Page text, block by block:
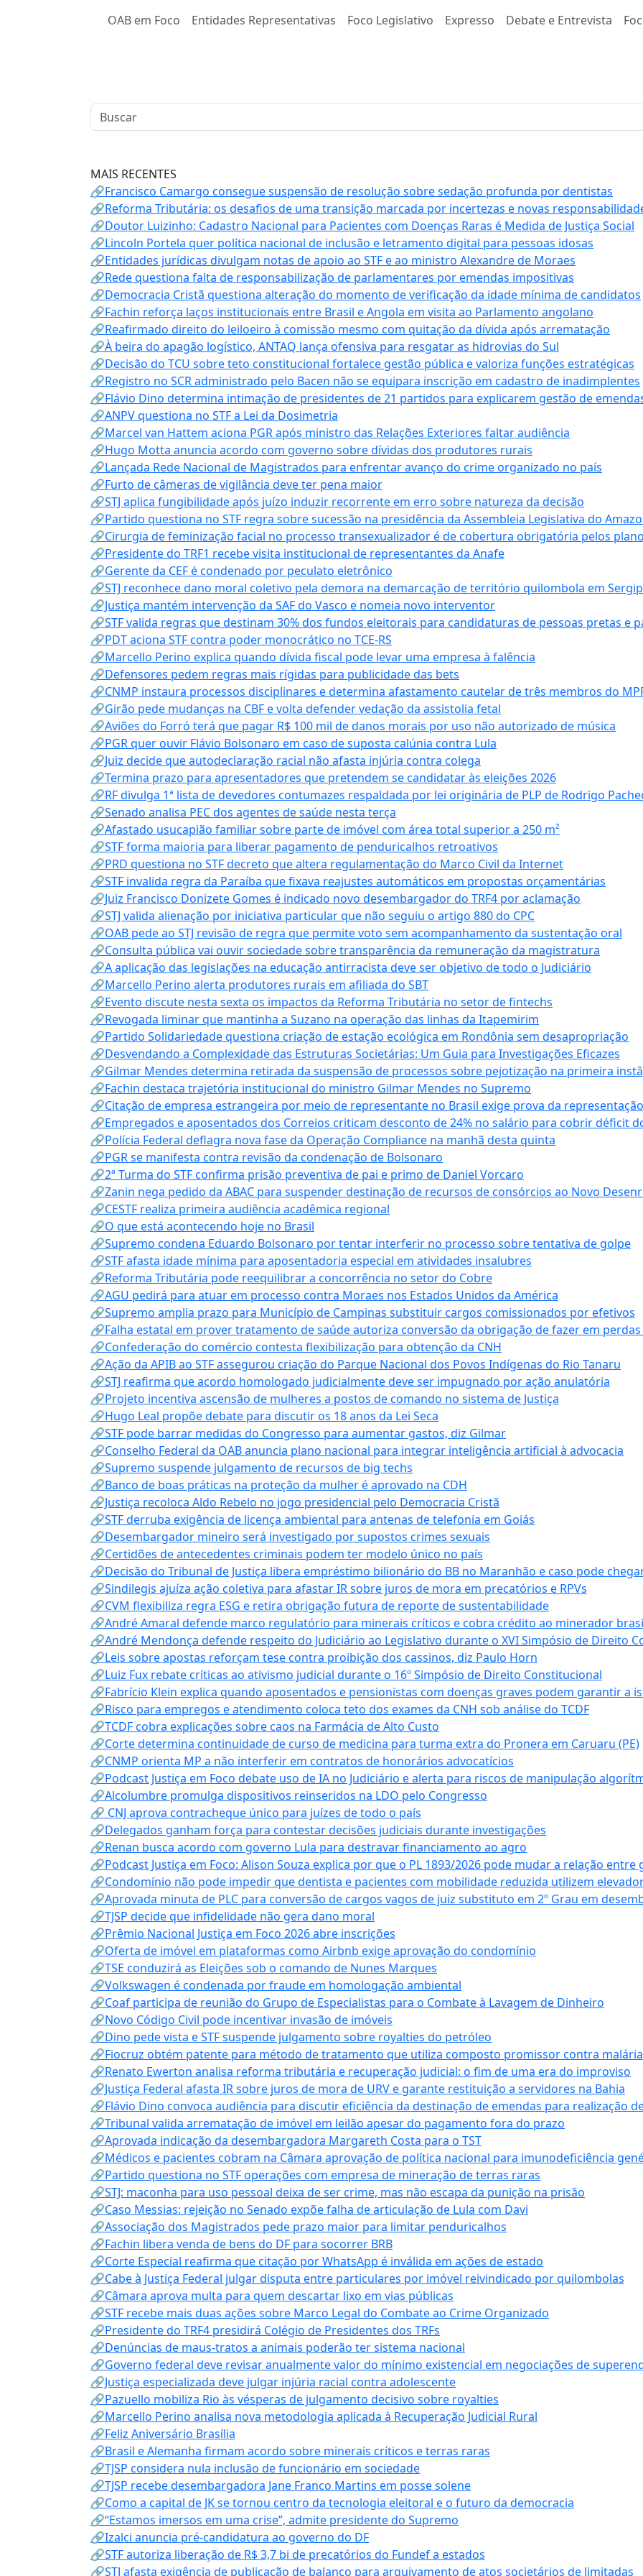
OAB em Foco Entidades Representativas Foco Legislativo Expresso Debate e Entrevista
MAIS RECENTES
🔗Francisco Camargo consegue suspensão de resolução sobre sedação profunda por dentistas
🔗Reforma Tributária: os desafios de uma transição marcada por incertezas e novas
🔗Doutor Luizinho: Cadastro Nacional para Pacientes com Doenças Raras é Medida de Justiça Social
🔗Lincoln Portela quer política nacional de inclusão e letramento digital para pessoas idosas
🔗Entidades jurídicas divulgam notas de apoio ao STF e ao ministro Alexandre de Moraes
🔗Rede questiona falta de responsabilização de parlamentares por emendas impositivas
🔗Democracia Cristã questiona alteração do momento de verificação da idade mínima de candidatos
🔗Fachin reforça laços institucionais entre Brasil e Angola em visita ao Parlamento angolano
🔗Reafirmado direito do leiloeiro à comissão mesmo com quitação da dívida após arrematação
🔗À beira do apagão logístico, ANTAQ lança ofensiva para resgatar as hidrovias do Sul
🔗Decisão do TCU sobre teto constitucional fortalece gestão pública e valoriza funções estratégicas
🔗Registro no SCR administrado pelo Bacen não se equipara inscrição em cadastro de inadimplentes
🔗Flávio Dino determina intimação de presidentes de 21 partidos para explicarem gestão de
🔗ANPV questiona no STF a Lei da Dosimetria
🔗Marcel van Hattem aciona PGR após ministro das Relações Exteriores faltar audiência
🔗Hugo Motta anuncia acordo com governo sobre dívidas dos produtores rurais
🔗Lançada Rede Nacional de Magistrados para enfrentar avanço do crime organizado no país
🔗Furto de câmeras de vigilância deve ter pena maior
🔗STJ aplica fungibilidade após juízo induzir recorrente em erro sobre natureza da decisão
🔗Partido questiona no STF regra sobre sucessão na presidência da Assembleia Legislativa do
🔗Cirurgia de feminização facial no processo transexualizador é de cobertura obrigatória pelos
🔗Presidente do TRF1 recebe visita institucional de representantes da Anafe
🔗Gerente da CEF é condenado por peculato eletrônico
🔗STJ reconhece dano moral coletivo pela demora na demarcação de território quilombola em
🔗Justiça mantém intervenção da SAF do Vasco e nomeia novo interventor
🔗STF valida regras que destinam 30% dos fundos eleitorais para candidaturas de pessoas pretas e
🔗PDT aciona STF contra poder monocrático no TCE-RS
🔗Marcello Perino explica quando dívida fiscal pode levar uma empresa à falência
🔗Defensores pedem regras mais rígidas para publicidade das bets
🔗CNMP instaura processos disciplinares e determina afastamento cautelar de três membros do
🔗Girão pede mudanças na CBF e volta defender vedação da assistolia fetal
🔗Aviões do Forró terá que pagar R$ 100 mil de danos morais por uso não autorizado de música
🔗PGR quer ouvir Flávio Bolsonaro em caso de suposta calúnia contra Lula
🔗Juiz decide que autodeclaração racial não afasta injúria contra colega
🔗Termina prazo para apresentadores que pretendem se candidatar às eleições 2026
🔗RF divulga 1ª lista de devedores contumazes respaldada por lei originária de PLP de Rodrigo
🔗Senado analisa PEC dos agentes de saúde nesta terça
🔗Afastado usucapião familiar sobre parte de imóvel com área total superior a 250 m²
🔗STF forma maioria para liberar pagamento de penduricalhos retroativos
🔗PRD questiona no STF decreto que altera regulamentação do Marco Civil da Internet
🔗STF invalida regra da Paraíba que fixava reajustes automáticos em propostas orçamentárias
🔗Juiz Francisco Donizete Gomes é indicado novo desembargador do TRF4 por aclamação
🔗STJ valida alienação por iniciativa particular que não seguiu o artigo 880 do CPC
🔗OAB pede ao STJ revisão de regra que permite voto sem acompanhamento da sustentação oral
🔗Consulta pública vai ouvir sociedade sobre transparência da remuneração da magistratura
🔗A aplicação das legislações na educação antirracista deve ser objetivo de todo o Judiciário
🔗Marcello Perino alerta produtores rurais em afiliada do SBT
🔗Evento discute nesta sexta os impactos da Reforma Tributária no setor de fintechs
🔗Revogada liminar que mantinha a Suzano na operação das linhas da Itapemirim
🔗Partido Solidariedade questiona criação de estação ecológica em Rondônia sem desapropriação
🔗Desvendando a Complexidade das Estruturas Societárias: Um Guia para Investigações Eficazes
🔗Gilmar Mendes determina retirada da suspensão de processos sobre pejotização na primeira
🔗Fachin destaca trajetória institucional do ministro Gilmar Mendes no Supremo
🔗Citação de empresa estrangeira por meio de representante no Brasil exige prova da representação
🔗Empregados e aposentados dos Correios criticam desconto de 24% no salário para cobrir déficit
🔗Polícia Federal deflagra nova fase da Operação Compliance na manhã desta quinta
🔗PGR se manifesta contra revisão da condenação de Bolsonaro
🔗2ª Turma do STF confirma prisão preventiva de pai e primo de Daniel Vorcaro
🔗Zanin nega pedido da ABAC para suspender destinação de recursos de consórcios ao Novo
🔗CESTF realiza primeira audiência acadêmica regional
🔗O que está acontecendo hoje no Brasil
🔗Supremo condena Eduardo Bolsonaro por tentar interferir no processo sobre tentativa de golpe
🔗STF afasta idade mínima para aposentadoria especial em atividades insalubres
🔗Reforma Tributária pode reequilibrar a concorrência no setor do Cobre
🔗AGU pedirá para atuar em processo contra Moraes nos Estados Unidos da América
🔗Supremo amplia prazo para Município de Campinas substituir cargos comissionados por efetivos
🔗Falha estatal em prover tratamento de saúde autoriza conversão da obrigação de fazer em perdas
🔗Confederação do comércio contesta flexibilização para obtenção da CNH
🔗Ação da APIB ao STF assegurou criação do Parque Nacional dos Povos Indígenas do Rio Tanaru
🔗STJ reafirma que acordo homologado judicialmente deve ser impugnado por ação anulatória
🔗Projeto incentiva ascensão de mulheres a postos de comando no sistema de Justiça
🔗Hugo Leal propõe debate para discutir os 18 anos da Lei Seca
🔗STF pode barrar medidas do Congresso para aumentar gastos, diz Gilmar
🔗Conselho Federal da OAB anuncia plano nacional para integrar inteligência artificial à advocacia
🔗Supremo suspende julgamento de recursos de big techs
🔗Banco de boas práticas na proteção da mulher é aprovado na CDH
🔗Justiça recoloca Aldo Rebelo no jogo presidencial pelo Democracia Cristã
🔗STF derruba exigência de licença ambiental para antenas de telefonia em Goiás
🔗Desembargador mineiro será investigado por supostos crimes sexuais
🔗Certidões de antecedentes criminais podem ter modelo único no país
🔗Decisão do Tribunal de Justiça libera empréstimo bilionário do BB no Maranhão e caso pode chegar
🔗Sindilegis ajuíza ação coletiva para afastar IR sobre juros de mora em precatórios e RPVs
🔗CVM flexibiliza regra ESG e retira obrigação futura de reporte de sustentabilidade
🔗André Amaral defende marco regulatório para minerais críticos e cobra crédito ao minerador
🔗André Mendonça defende respeito do Judiciário ao Legislativo durante o XVI Simpósio de Direito
🔗Leis sobre apostas reforçam tese contra proibição dos cassinos, diz Paulo Horn
🔗Luiz Fux rebate críticas ao ativismo judicial durante o 16º Simpósio de Direito Constitucional
🔗Fabrício Klein explica quando aposentados e pensionistas com doenças graves podem garantir a
🔗Risco para empregos e atendimento coloca teto dos exames da CNH sob análise do TCDF
🔗TCDF cobra explicações sobre caos na Farmácia de Alto Custo
🔗Corte determina continuidade de curso de medicina para turma extra do Pronera em Caruaru (PE)
🔗CNMP orienta MP a não interferir em contratos de honorários advocatícios
🔗Podcast Justiça em Foco debate uso de IA no Judiciário e alerta para riscos de manipulação
🔗Alcolumbre promulga dispositivos reinseridos na LDO pelo Congresso
🔗 CNJ aprova contracheque único para juízes de todo o país
🔗Delegados ganham força para contestar decisões judiciais durante investigações
🔗Renan busca acordo com governo Lula para destravar financiamento ao agro
🔗Podcast Justiça em Foco: Alison Souza explica por que o PL 1893/2026 pode mudar a relação
🔗Condomínio não pode impedir que dentista e pacientes com mobilidade reduzida utilizem
🔗Aprovada minuta de PLC para conversão de cargos vagos de juiz substituto em 2º Grau em
🔗TJSP decide que infidelidade não gera dano moral
🔗Prêmio Nacional Justiça em Foco 2026 abre inscrições
🔗Oferta de imóvel em plataformas como Airbnb exige aprovação do condomínio
🔗TSE conduzirá as Eleições sob o comando de Nunes Marques
🔗Volkswagen é condenada por fraude em homologação ambiental
🔗Coaf participa de reunião do Grupo de Especialistas para o Combate à Lavagem de Dinheiro
🔗Novo Código Civil pode incentivar invasão de imóveis
🔗Dino pede vista e STF suspende julgamento sobre royalties do petróleo
🔗Fiocruz obtém patente para método de tratamento que utiliza composto promissor contra
🔗Renato Ewerton analisa reforma tributária e recuperação judicial: o fim de uma era do improviso
🔗Justiça Federal afasta IR sobre juros de mora de URV e garante restituição a servidores na Bahia
🔗Flávio Dino convoca audiência para discutir eficiência da destinação de emendas para realização
🔗Tribunal valida arrematação de imóvel em leilão apesar do pagamento fora do prazo
🔗Aprovada indicação da desembargadora Margareth Costa para o TST
🔗Médicos e pacientes cobram na Câmara aprovação de política nacional para imunodeficiência
🔗Partido questiona no STF operações com empresa de mineração de terras raras
🔗STJ: maconha para uso pessoal deixa de ser crime, mas não escapa da punição na prisão
🔗Caso Messias: rejeição no Senado expõe falha de articulação de Lula com Davi
🔗Associação dos Magistrados pede prazo maior para limitar penduricalhos
🔗Fachin libera venda de bens do DF para socorrer BRB
🔗Corte Especial reafirma que citação por WhatsApp é inválida em ações de estado
🔗Cabe à Justiça Federal julgar disputa entre particulares por imóvel reivindicado por quilombolas
🔗Câmara aprova multa para quem descartar lixo em vias públicas
🔗STF recebe mais duas ações sobre Marco Legal do Combate ao Crime Organizado
🔗Presidente do TRF4 presidirá Colégio de Presidentes dos TRFs
🔗Denúncias de maus-tratos a animais poderão ter sistema nacional
🔗Governo federal deve revisar anualmente valor do mínimo existencial em negociações de
🔗Justiça especializada deve julgar injúria racial contra adolescente
🔗Pazuello mobiliza Rio às vésperas de julgamento decisivo sobre royalties
🔗Marcello Perino analisa nova metodologia aplicada à Recuperação Judicial Rural
🔗Feliz Aniversário Brasília
🔗Brasil e Alemanha firmam acordo sobre minerais críticos e terras raras
🔗TJSP considera nula inclusão de funcionário em sociedade
🔗TJSP recebe desembargadora Jane Franco Martins em posse solene
🔗Como a capital de JK se tornou centro da tecnologia eleitoral e o futuro da democracia
🔗“Estamos imersos em uma crise”, admite presidente do Supremo
🔗Izalci anuncia pré-candidatura ao governo do DF
🔗STF autoriza liberação de R$ 3,7 bi de precatórios do Fundef a estados
🔗STJ afasta exigência de publicação de balanço para arquivamento de atos societários de limitadas